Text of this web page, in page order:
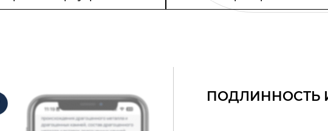
ПОДЛИННОСТЬ